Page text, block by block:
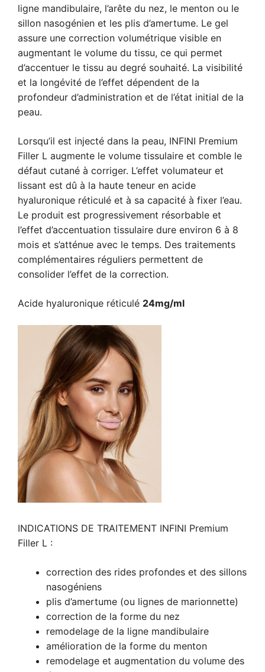
ligne mandibulaire, l’arête du nez, le menton ou le
sillon nasogénien et les plis d’amertume. Le gel
assure une correction volumétrique visible en
augmentant le volume du tissu, ce qui permet
d’accentuer le tissu au degré souhaité. La visibilité
et la longévité de l’effet dépendent de la
profondeur d’administration et de l’état initial de la
peau.
Lorsqu’il est injecté dans la peau, INFINI Premium
Filler L augmente le volume tissulaire et comble le
défaut cutané à corriger. L’effet volumateur et
lissant est dû à la haute teneur en acide
hyaluronique réticulé et à sa capacité à fixer l’eau.
Le produit est progressivement résorbable et
l’effet d’accentuation tissulaire dure environ 6 à 8
mois et s’atténue avec le temps. Des traitements
complémentaires réguliers permettent de
consolider l’effet de la correction.
Acide hyaluronique réticulé 24mg/ml
INDICATIONS DE TRAITEMENT INFINI Premium
Filler L :
correction des rides profondes et des sillons
nasogéniens
plis d’amertume (ou lignes de marionnette)
correction de la forme du nez
remodelage de la ligne mandibulaire
amélioration de la forme du menton
remodelage et augmentation du volume des